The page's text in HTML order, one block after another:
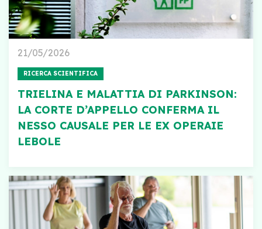
21/05/2026
RICERCA SCIENTIFICA
TRIELINA E MALATTIA DI PARKINSON:
LA CORTE D’APPELLO CONFERMA IL
NESSO CAUSALE PER LE EX OPERAIE
LEBOLE